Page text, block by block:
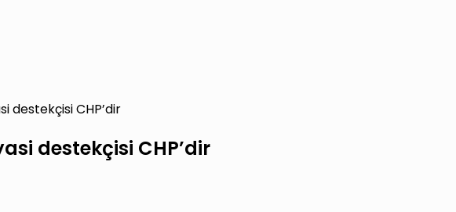
destekçisi CHP’dir
destekçisi CHP’dir